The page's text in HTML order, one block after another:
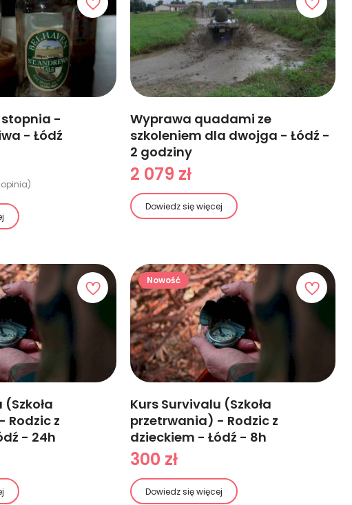
stopnia -
- Łódź
opinia)
Wyprawa quadami ze
szkoleniem dla dwojga - Łódź -
2 godziny
2 079 zł
Dowiedz się więcej
Rodzic z
- 24h
Nowość
Kurs Survivalu (Szkoła
przetrwania) - Rodzic z
dzieckiem - Łódź - 8h
300 zł
Dowiedz się więcej